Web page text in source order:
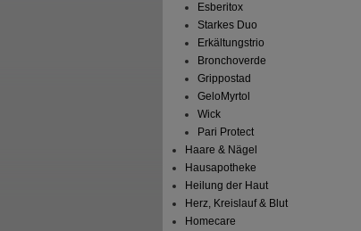
Esberitox
Starkes Duo
Erkältungstrio
Bronchoverde
Grippostad
GeloMyrtol
Wick
Pari Protect
Haare & Nägel
Hausapotheke
Heilung der Haut
Herz, Kreislauf & Blut
Homecare